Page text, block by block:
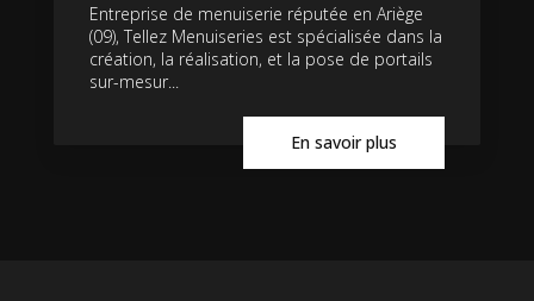
Entreprise de menuiserie réputée en Ariège
(09), Tellez Menuiseries est spécialisée dans la
création, la réalisation, et la pose de portails
sur-mesur...
En savoir plus